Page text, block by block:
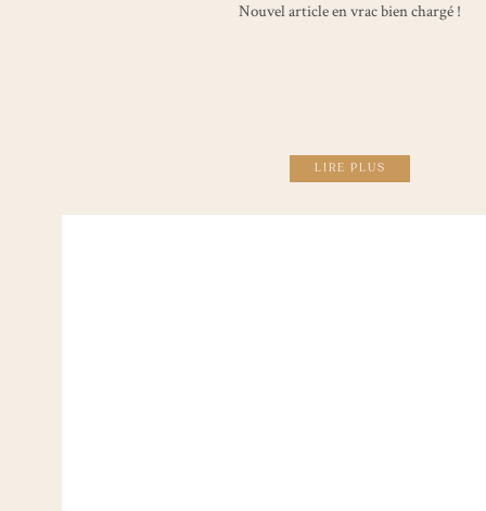
LIRE PLUS
Nouvel article en vrac bien chargé !